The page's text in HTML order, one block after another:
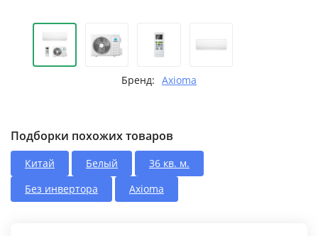
Бренд: Axioma
Подборки похожих товаров
Китай Белый
36 кв. м.
Без инвертора
Axioma